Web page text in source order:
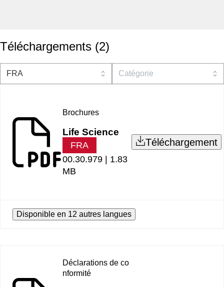
Téléchargements (2)
Brochures
Life Science
FRA
00.30.979 | 1.83
MB
Téléchargement
Disponible en 12 autres langues
Déclarations de co
nformité